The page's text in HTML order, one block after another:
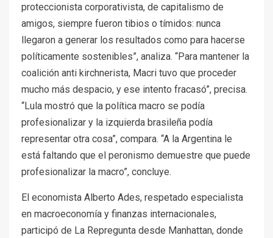
proteccionista corporativista, de capitalismo de
amigos, siempre fueron tibios o tímidos: nunca
llegaron a generar los resultados como para hacerse
políticamente sostenibles”, analiza. “Para mantener la
coalición anti kirchnerista, Macri tuvo que proceder
mucho más despacio, y ese intento fracasó”, precisa.
“Lula mostró que la política macro se podía
profesionalizar y la izquierda brasileña podía
representar otra cosa”, compara. “A la Argentina le
está faltando que el peronismo demuestre que puede
profesionalizar la macro”, concluye.
El economista Alberto Ades, respetado especialista
en macroeconomía y finanzas internacionales,
participó de La Repregunta desde Manhattan, donde